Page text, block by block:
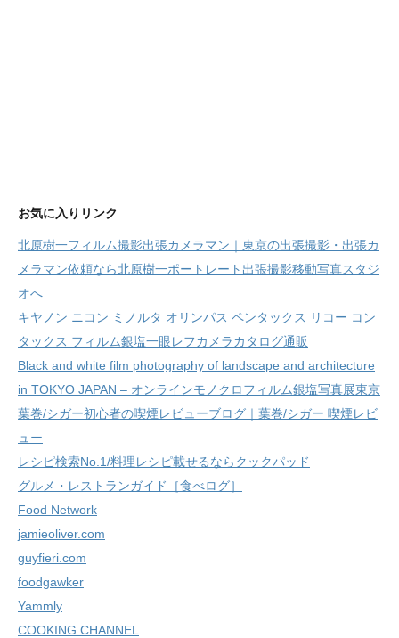
お気に入りリンク
北原樹一フィルム撮影出張カメラマン｜東京の出張撮影・出張カ
メラマン依頼なら北原樹一ポートレート出張撮影移動写真スタジ
オへ
キヤノン ニコン ミノルタ オリンパス ペンタックス リコー コン
タックス フィルム銀塩一眼レフカメラカタログ通販
Black and white film photography of landscape and architecture
in TOKYO JAPAN – オンラインモノクロフィルム銀塩写真展東京
葉巻/シガー初心者の喫煙レビューブログ｜葉巻/シガー 喫煙レビ
ュー
レシピ検索No.1/料理レシピ載せるならクックパッド
グルメ・レストランガイド［食べログ］
Food Network
jamieoliver.com
guyfieri.com
foodgawker
Yammly
COOKING CHANNEL